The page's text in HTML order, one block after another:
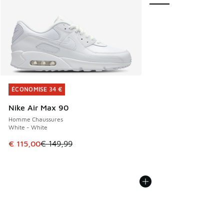
ÉCONOMISE 34 €
Nike Air Max 90
Homme Chaussures
White - White
Cet article est en promotion. Prix en baisse de € 149,99 à
€ 115,00€ 149,99
ÉCONOMISE 34 €